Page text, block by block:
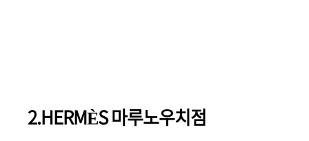
2.HERMÈS 마루노우치점